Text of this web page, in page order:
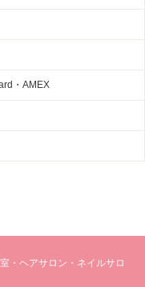
・AMEX
・ヘアサロン・ネイルサロ